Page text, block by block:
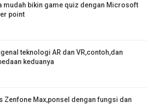
mudah bikin game quiz dengan Microsoft
point
teknologi AR dan VR,contoh,dan
keduanya
Zenfone Max,ponsel dengan fungsi dan